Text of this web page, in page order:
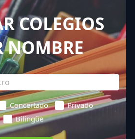
COLEGIOS
NOMBRE
Concertado
Privado
Bilingüe